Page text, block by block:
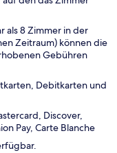
als 8 Zimmer in der
Zeitraum) können die
Gebühren
Debitkarten und
Discover,
Pay, Carte Blanche